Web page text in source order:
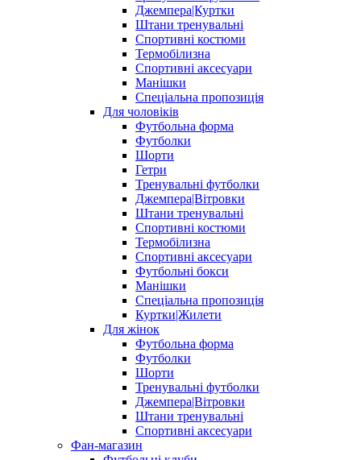
Джемпера|Куртки
Штани тренувальні
Спортивні костюми
Термобілизна
Спортивні аксесуари
Манішки
Спеціальна пропозиція
Для чоловіків
Футбольна форма
Футболки
Шорти
Гетри
Тренувальні футболки
Джемпера|Вітровки
Штани тренувальні
Спортивні костюми
Термобілизна
Спортивні аксесуари
Футбольні бокси
Манішки
Спеціальна пропозиція
Куртки|Жилети
Для жінок
Футбольна форма
Футболки
Шорти
Тренувальні футболки
Джемпера|Вітровки
Штани тренувальні
Спортивні аксесуари
Фан-магазин